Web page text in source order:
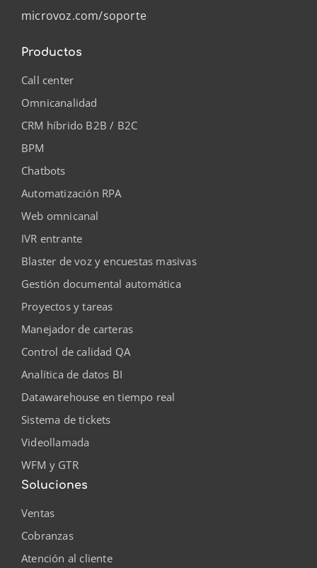
microvoz.com/soporte
Productos
Call center
Omnicanalidad
CRM híbrido B2B / B2C
BPM
Chatbots
Automatización RPA
Web omnicanal
IVR entrante
Blaster de voz y encuestas masivas
Gestión documental automática
Proyectos y tareas
Manejador de carteras
Control de calidad QA
Analítica de datos BI
Datawarehouse en tiempo real
Sistema de tickets
Videollamada
WFM y GTR
Soluciones
Ventas
Cobranzas
Atención al cliente